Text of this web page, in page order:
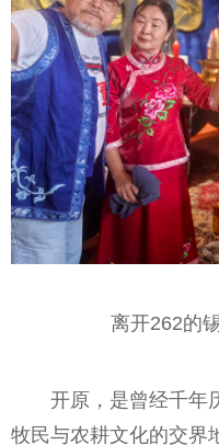
离开262的
开原，是曾经千年
牧民与农耕文化的交界